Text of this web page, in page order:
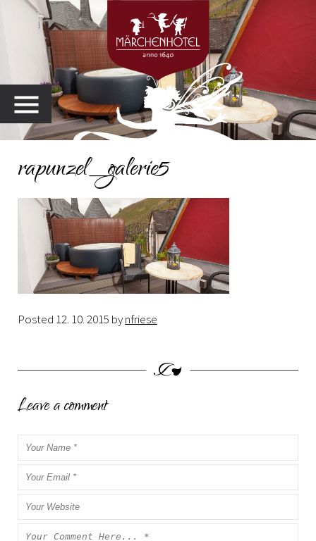
MENU
rapunzel_galerie5
Posted 12. 10. 2015 bynfriese
Leave a comment